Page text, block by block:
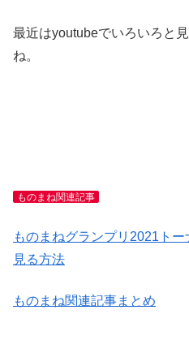
最近はyoutubeでいろいろと
ね。
ものまね関連記事
ものまねグランプリ2021ト
見る方法
ものまね関連記事まとめ